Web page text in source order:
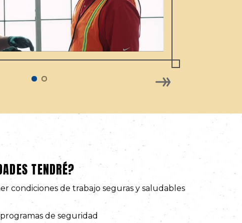
TENDRÉ?
condiciones de trabajo seguras y saludables
de seguridad